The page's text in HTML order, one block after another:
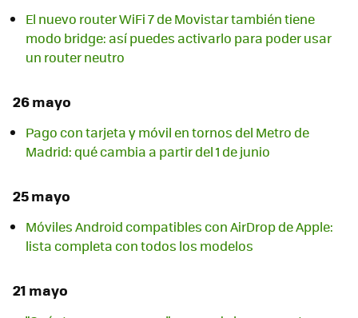
El nuevo router WiFi 7 de Movistar también tiene
modo bridge: así puedes activarlo para poder usar
un router neutro
26 mayo
Pago con tarjeta y móvil en tornos del Metro de
Madrid: qué cambia a partir del 1 de junio
25 mayo
Móviles Android compatibles con AirDrop de Apple:
lista completa con todos los modelos
21 mayo